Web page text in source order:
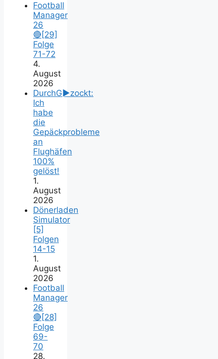
Football
Manager
26
🔴[29]
Folge
71-72
4.
August
2026
DurchG►zockt:
Ich
habe
die
Gepäckprobleme
an
Flughäfen
100%
gelöst!
1.
August
2026
Dönerladen
Simulator
[5]
Folgen
14-15
1.
August
2026
Football
Manager
26
🔴[28]
Folge
69-
70
28.